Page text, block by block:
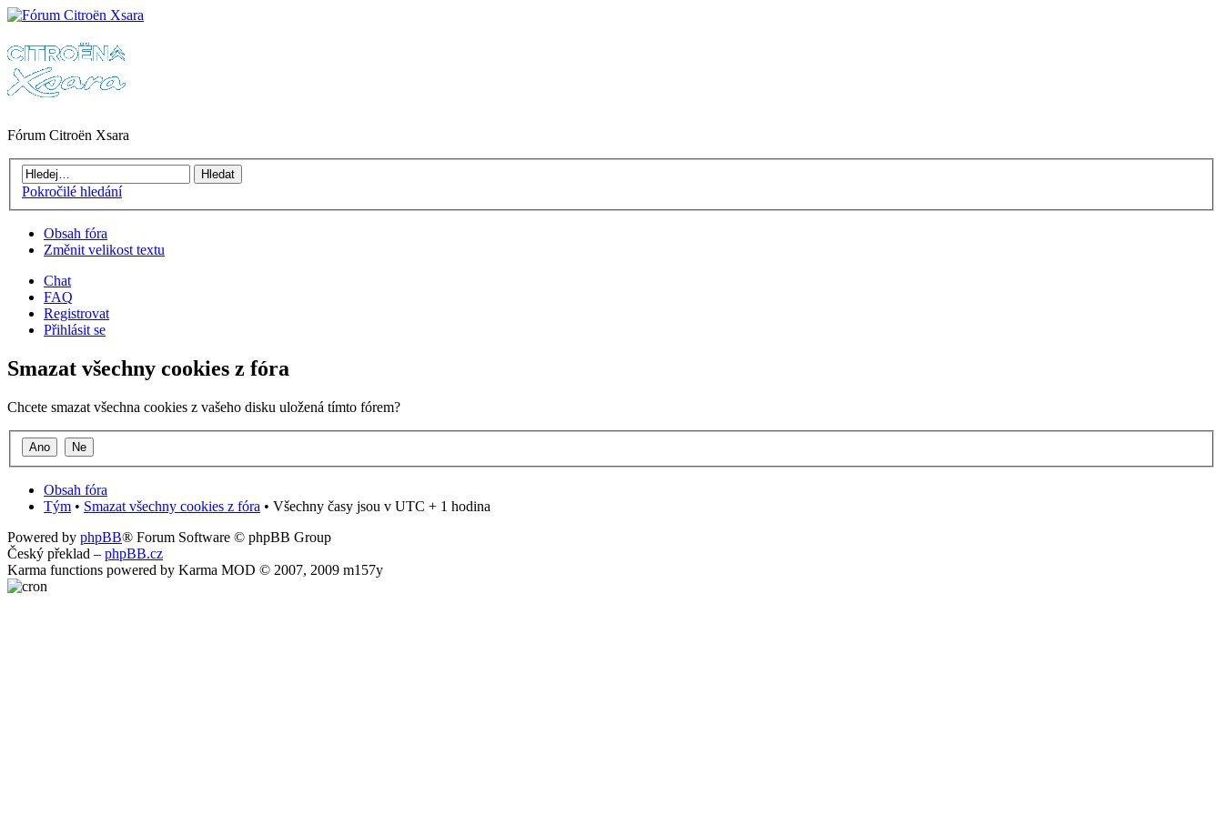
Fórum Citroën Xsara
Pokročilé hledání
Obsah fóra
Změnit velikost textu
Chat
FAQ
Registrovat
Přihlásit se
Smazat všechny cookies z fóra
Chcete smazat všechna cookies z vašeho disku uložená tímto fórem?
Obsah fóra
Tým • Smazat všechny cookies z fóra • Všechny časy jsou v UTC + 1 hodina
Powered by phpBB® Forum Software © phpBB Group
Český překlad – phpBB.cz
Karma functions powered by Karma MOD © 2007, 2009 m157y